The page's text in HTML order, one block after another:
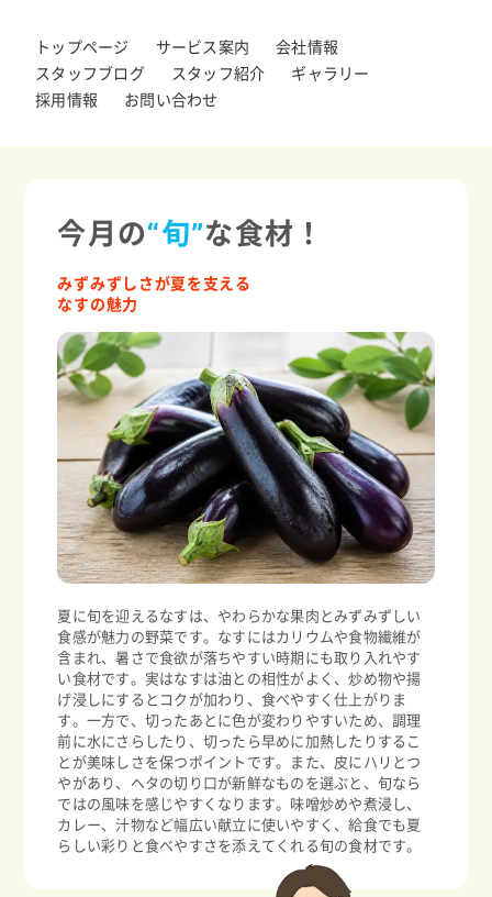
トップページ サービス案内
会社情報
スタッフブログ
スタッフ紹介
ギャラリー
採用情報
お問い合わせ
今月の“旬”な食材！
みずみずしさが夏を支える
なすの魅力
夏に旬を迎えるなすは、やわらかな果肉とみずみずしい
食感が魅力の野菜です。なすにはカリウムや食物繊維が
含まれ、暑さで食欲が落ちやすい時期にも取り入れやす
い食材です。実はなすは油との相性がよく、炒め物や揚
げ浸しにするとコクが加わり、食べやすく仕上がりま
す。一方で、切ったあとに色が変わりやすいため、調理
前に水にさらしたり、切ったら早めに加熱したりするこ
とが美味しさを保つポイントです。また、皮にハリとつ
やがあり、ヘタの切り口が新鮮なものを選ぶと、旬なら
ではの風味を感じやすくなります。味噌炒めや煮浸し、
カレー、汁物など幅広い献立に使いやすく、給食でも夏
らしい彩りと食べやすさを添えてくれる旬の食材です。